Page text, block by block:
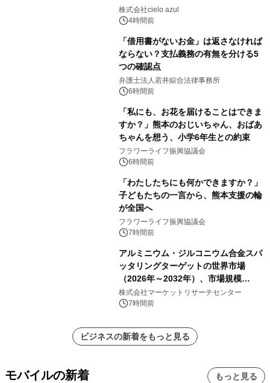
株式会社cielo azul
4時間前
「借用書がないお金」は返さなければ
ならない？支払義務の有無を分ける5
つの確認点
弁護士法人若井綜合法律事務所
6時間前
「私にも、お花を届けることはできま
すか？」熊本のおじいちゃん、おばあ
ちゃんを想う、小学6年生との約束
フラワーライフ振興協議会
6時間前
「わたしたちにも何かできますか？」
子どもたちの一言から、熊本支援の輪
が全国へ
フラワーライフ振興協議会
7時間前
アルミニウム・ジルコニウム合金スパ
ッタリングターゲットの世界市場
（2026年～2032年）、市場規模
（0.995、0.999、その他）・分析レポ
ートを発表
株式会社マーケットリサーチセンター
7時間前
ビジネスの新着をもっと見る
モバイルの新着 もっと見る